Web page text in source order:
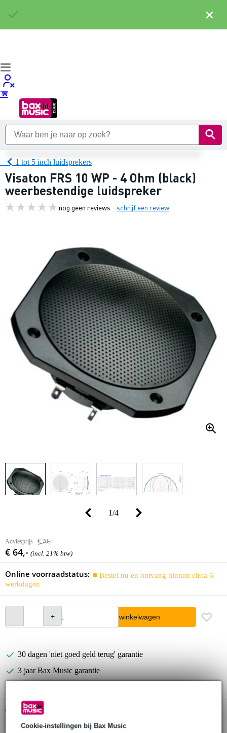
Cookie-instellingen bij Bax Music
1 tot 5 inch luidsprekers
Visaton FRS 10 WP - 4 Ohm (black)
weerbestendige luidspreker
nog geen reviews schrijf een review
1/4
Adviesprijs € 70,-
€ 64,- (incl. 21% btw)
Online voorraadstatus:
Bestel nu en ontvang binnen circa 6
werkdagen
In winkelwagen
30 dagen 'niet goed geld terug' garantie
3 jaar Bax Music garantie
Gratis ophalen in de winkel
×